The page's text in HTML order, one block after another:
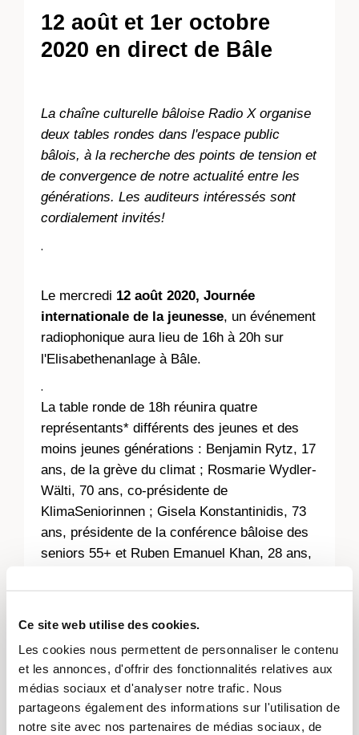
Ce site web utilise des cookies.
Les cookies nous permettent de personnaliser le contenu
et les annonces, d'offrir des fonctionnalités relatives aux
médias sociaux et d'analyser notre trafic. Nous
partageons également des informations sur l'utilisation de
notre site avec nos partenaires de médias sociaux, de
12 août et 1er octobre
2020 en direct de Bâle
La chaîne culturelle bâloise Radio X organise
deux tables rondes dans l'espace public
bâlois, à la recherche des points de tension et
de convergence de notre actualité entre les
générations. Les auditeurs intéressés sont
cordialement invités!
.
Le mercredi 12 août 2020, Journée
internationale de la jeunesse, un événement
radiophonique aura lieu de 16h à 20h sur
l'Elisabethenanlage à Bâle.
.
La table ronde de 18h réunira quatre
représentants* différents des jeunes et des
moins jeunes générations : Benjamin Rytz, 17
ans, de la grève du climat ; Rosmarie Wydler-
Wälti, 70 ans, co-présidente de
KlimaSeniorinnen ; Gisela Konstantinidis, 73
ans, présidente de la conférence bâloise des
seniors 55+ et Ruben Emanuel Khan, 28 ans,
par Noemie Keller (rédactrice à Radio X).
Radio X émettra enlive depuis le pavillon
de l'Elisabethenanlage de 16h et 20h. La
table ronde débutera à 18h. Deux générations
se rencontrent également dans notre